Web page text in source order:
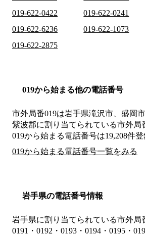
019-622-0422
019-622-0241
019-622-6236
019-622-1073
019-622-2875
019から始まる他の電話番号
市外局番019は岩手県滝沢市、盛岡
紫波郡に割り当てられている市外局
019から始まる電話番号は19,208件登
019から始まる電話番号一覧をみる
岩手県の電話番号情報
岩手県に割り当てられている市外局
0191・0192・0193・0194・0195・